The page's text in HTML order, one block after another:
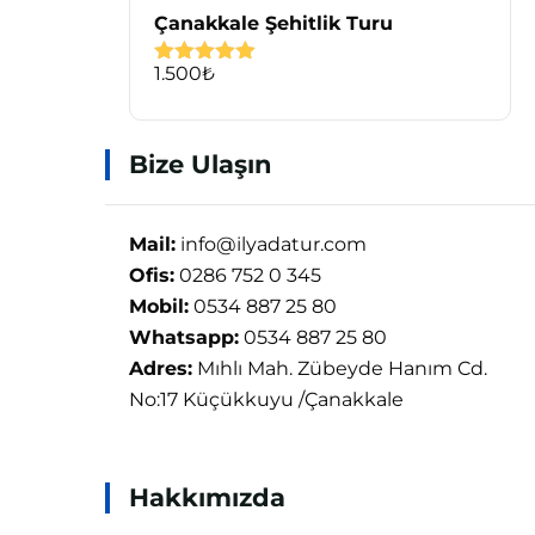
Çanakkale Şehitlik Turu
5 üzerinden
1.500₺
Bize Ulaşın
Mail: info@ilyadatur.com
Ofis: 0286 752 0 345
Mobil: 0534 887 25 80
Whatsapp: 0534 887 25 80
Adres: Mıhlı Mah. Zübeyde Hanım Cd.
No:17 Küçükkuyu /Çanakkale
Hakkımızda